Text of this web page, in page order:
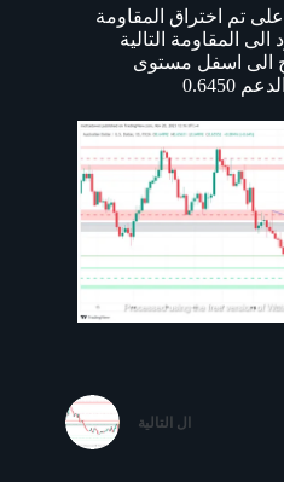
تم اختراق المقاومة
الى المقاومة التالية
الى اسفل مستوى
ال التالية